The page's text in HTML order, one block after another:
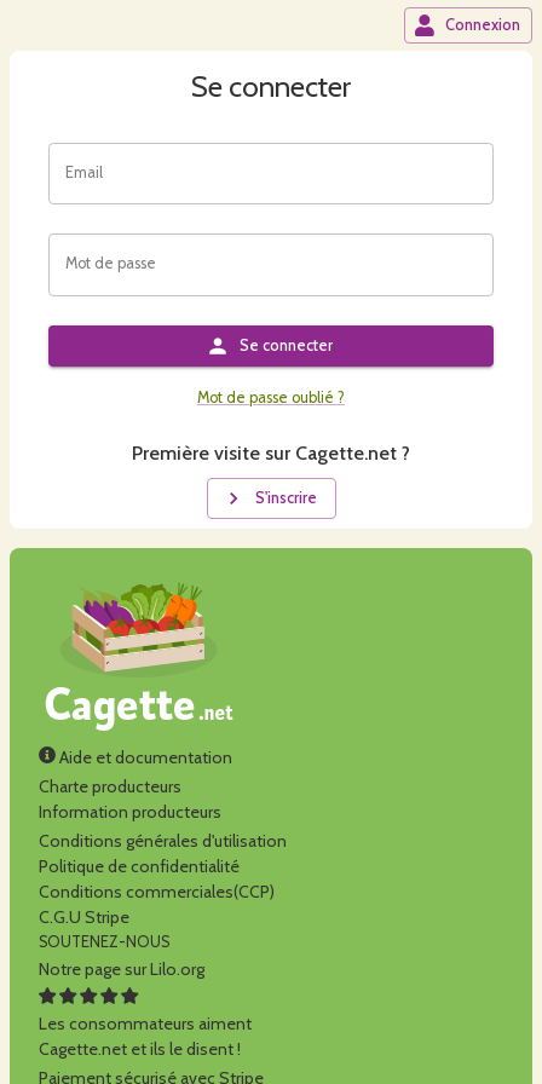
Connexion
Se connecter
Email
Mot de passe
Se connecter
Mot de passe oublié ?
Première visite sur Cagette.net ?
S'inscrire
Aide et documentation
Charte producteurs
Information producteurs
Conditions générales d'utilisation
Politique de confidentialité
Conditions commerciales(CCP)
C.G.U Stripe
SOUTENEZ-NOUS
Notre page sur Lilo.org
Les consommateurs aiment
Cagette.net et ils le disent !
Paiement sécurisé avec Stripe